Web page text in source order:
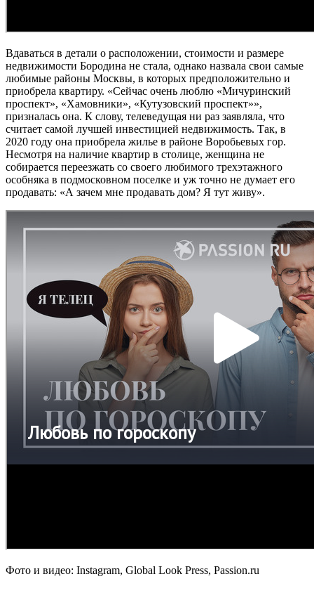
Вдаваться в детали о расположении, стоимости и размере
недвижимости Бородина не стала, однако назвала свои самые
любимые районы Москвы, в которых предположительно и
приобрела квартиру. «Сейчас очень люблю «Мичуринский
проспект», «Хамовники», «Кутузовский проспект»»,
призналась она. К слову, телеведущая ни раз заявляла, что
считает самой лучшей инвестицией недвижимость. Так, в
2020 году она приобрела жилье в районе Воробьевых гор.
Несмотря на наличие квартир в столице, женщина не
собирается переезжать со своего любимого трехэтажного
особняка в подмосковном поселке и уж точно не думает его
продавать: «А зачем мне продавать дом? Я тут живу».
Фото и видео: Instagram, Global Look Press, Passion.ru